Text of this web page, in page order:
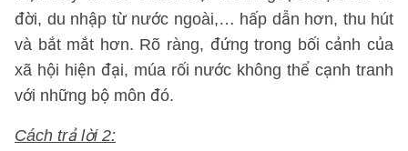
đời, du nhập từ nước ngoài,… hấp dẫn hơn, thu hút
và bắt mắt hơn. Rõ ràng, đứng trong bối cảnh của
xã hội hiện đại, múa rối nước không thể cạnh tranh
với những bộ môn đó.
Cách trả lời 2: